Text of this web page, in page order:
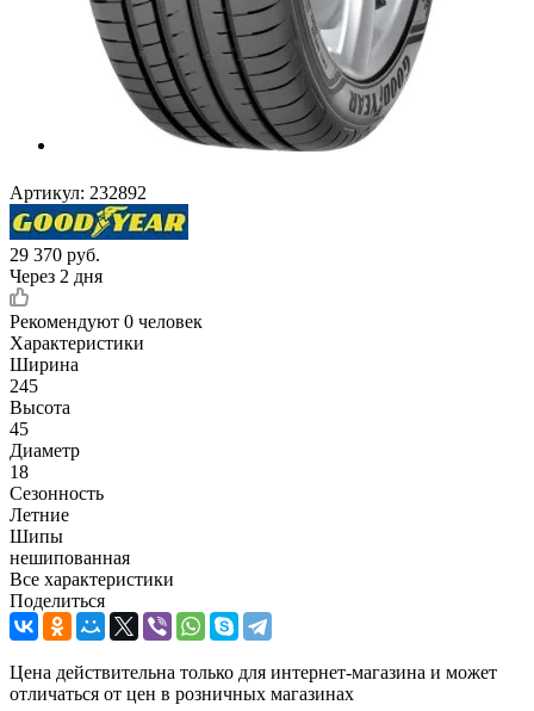
Артикул: 232892
29 370 руб.
Через 2 дня
Рекомендуют 0 человек
Характеристики
Ширина
245
Высота
45
Диаметр
18
Сезонность
Летние
Шипы
нешипованная
Все характеристики
Поделиться
Цена действительна только для интернет-магазина и может
отличаться от цен в розничных магазинах